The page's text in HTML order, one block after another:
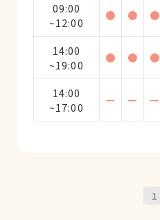
09:00
~12:00
● ● ●
14:00
~19:00
● ● ●
14:00
~17:00
ー ー ー
1